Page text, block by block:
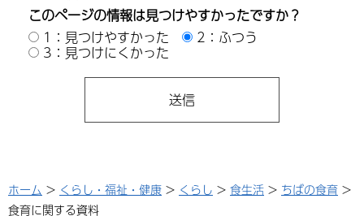
このページの情報は見つけやすかったですか？
1：見つけやすかった
2：ふつう
3：見つけにくかった
ホーム > くらし・福祉・健康 > くらし > 食生活 > ちばの食育 >
食育に関する資料